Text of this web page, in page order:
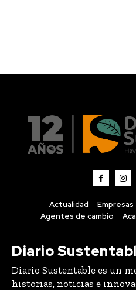
Actualidad Empresas
Diario
Diario Sustentable es un
que están impulsando un
About us